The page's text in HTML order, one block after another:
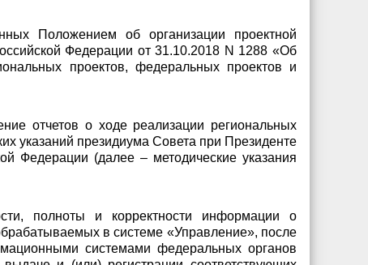
Положением об организации проектной
Федерации от 31.10.2018 N 1288 «Об
проектов, федеральных проектов и
отчетов о ходе реализации региональных
указаний президиума Совета при Президенте
Федерации (далее – методические указания
полноты и корректности информации о
в системе «Управление», после
системами федеральных органов